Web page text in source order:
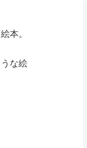
本。
な絵